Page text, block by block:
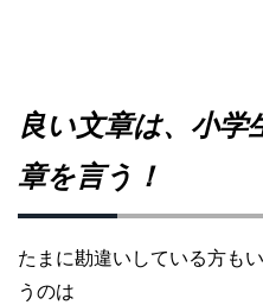
良い文章は、小学
章を言う！
たまに勘違いしている方も
うのは